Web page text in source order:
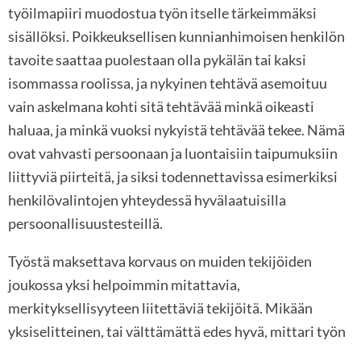
työilmapiiri muodostua työn itselle tärkeimmäksi
sisällöksi. Poikkeuksellisen kunnianhimoisen henkilön
tavoite saattaa puolestaan olla pykälän tai kaksi
isommassa roolissa, ja nykyinen tehtävä asemoituu
vain askelmana kohti sitä tehtävää minkä oikeasti
haluaa, ja minkä vuoksi nykyistä tehtävää tekee. Nämä
ovat vahvasti persoonaan ja luontaisiin taipumuksiin
liittyviä piirteitä, ja siksi todennettavissa esimerkiksi
henkilövalintojen yhteydessä hyvälaatuisilla
persoonallisuustesteillä.
Työstä maksettava korvaus on muiden tekijöiden
joukossa yksi helpoimmin mitattavia,
merkityksellisyyteen liitettäviä tekijöitä. Mikään
yksiselitteinen, tai välttämättä edes hyvä, mittari työn